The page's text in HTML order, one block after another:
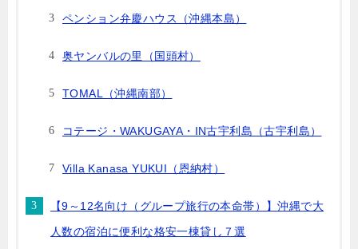
ペンション弁慶ハウス（沖縄本島）
奥ヤンバルの里（国頭村）
TOMAL（沖縄南部）
コテージ・WAKUGAYA・IN古宇利島（古宇利島）
Villa Kanasa YUKUI（恩納村）
【9～12名向け（グループ旅行の本命帯）】沖縄で大
人数の宿泊に便利な格安一棟貸し７選